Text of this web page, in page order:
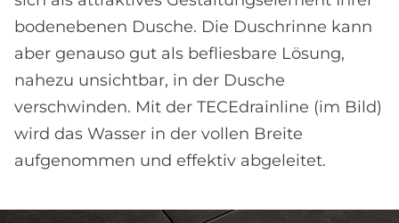
bodenebenen Dusche. Die Duschrinne kann
aber genauso gut als befliesbare Lösung,
nahezu unsichtbar, in der Dusche
verschwinden. Mit der TECEdrainline (im Bild)
wird das Wasser in der vollen Breite
aufgenommen und effektiv abgeleitet.